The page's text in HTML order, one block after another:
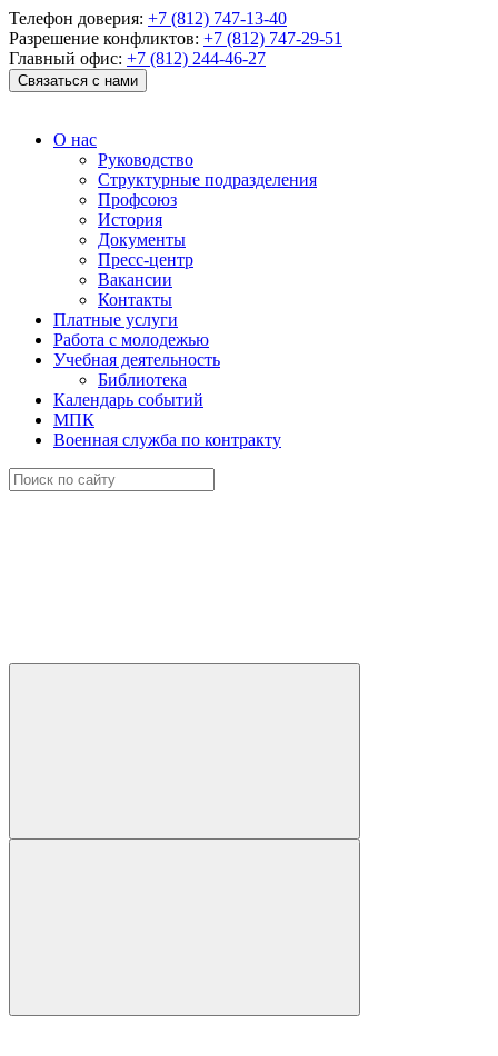
Телефон доверия: +7 (812) 747-13-40
Разрешение конфликтов: +7 (812) 747-29-51
Главный офис: +7 (812) 244-46-27
Связаться с нами
О нас
Руководство
Структурные подразделения
Профсоюз
История
Документы
Пресс-центр
Вакансии
Контакты
Платные услуги
Работа с молодежью
Учебная деятельность
Библиотека
Календарь событий
МПК
Военная служба по контракту